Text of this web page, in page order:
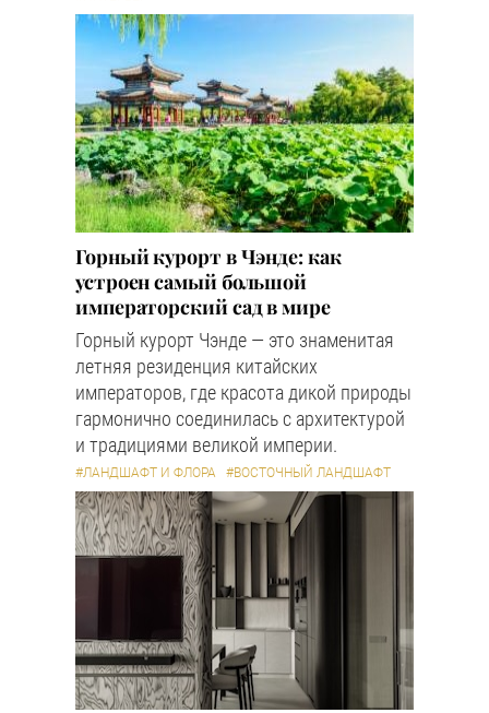
Горный курорт в Чэнде: как
устроен самый большой
императорский сад в мире
Горный курорт Чэнде — это знаменитая
летняя резиденция китайских
императоров, где красота дикой природы
гармонично соединилась с архитектурой
и традициями великой империи.
#ЛАНДШАФТ И ФЛОРА #ВОСТОЧНЫЙ ЛАНДШАФТ